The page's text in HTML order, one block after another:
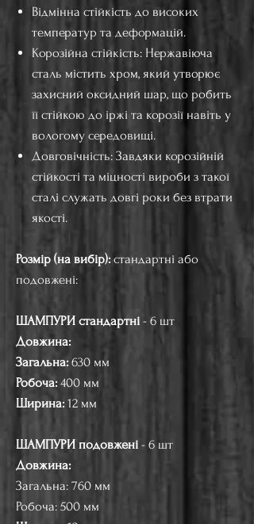
Відмінна стійкість до високих
температур та деформацій.
Корозійна стійкість: Нержавіюча
сталь містить хром, який утворює
захисний оксидний шар, що робить
її стійкою до іржі та корозії навіть у
вологому середовищі.
Довговічність: Завдяки корозійній
стійкості та міцності вироби з такої
сталі служать довгі роки без втрати
якості.
Розмір (на вибір): стандартні або
подовжені:
ШАМПУРИ стандартні - 6 шт
Довжина:
Загальна: 630 мм
Робоча: 400 мм
Ширина: 12 мм
ШАМПУРИ подовжені - 6 шт
Довжина:
Загальна: 760 мм
Робоча: 500 мм